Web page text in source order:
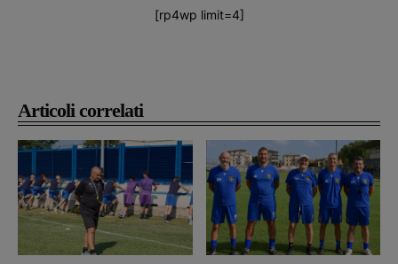
Articoli correlati
[rp4wp limit=4]